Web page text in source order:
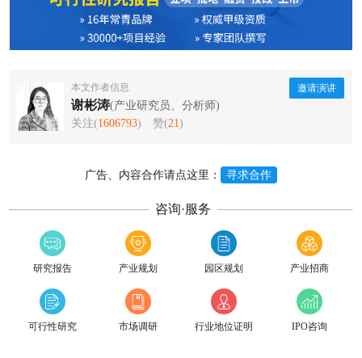
本文作者信息
谢彬涛(产业研究员、分析师)
关注(1606793) 赞(21 )
邀请演讲
广告、内容合作请点这里： 寻求合作
咨询·服务
研究报告 产业规划 园区规划 产业招商
可行性研究 市场调研 行业地位证明 IPO咨询